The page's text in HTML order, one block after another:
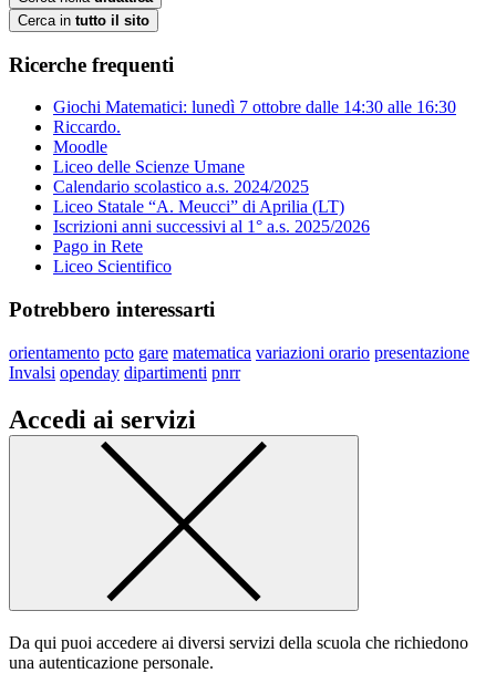
Cerca in tutto il sito
Ricerche frequenti
Giochi Matematici: lunedì 7 ottobre dalle 14:30 alle 16:30
Riccardo.
Moodle
Liceo delle Scienze Umane
Calendario scolastico a.s. 2024/2025
Liceo Statale “A. Meucci” di Aprilia (LT)
Iscrizioni anni successivi al 1° a.s. 2025/2026
Pago in Rete
Liceo Scientifico
Potrebbero interessarti
orientamento pcto gare matematica variazioni orario presentazione
Invalsi openday dipartimenti pnrr
Accedi ai servizi
Da qui puoi accedere ai diversi servizi della scuola che richiedono
una autenticazione personale.